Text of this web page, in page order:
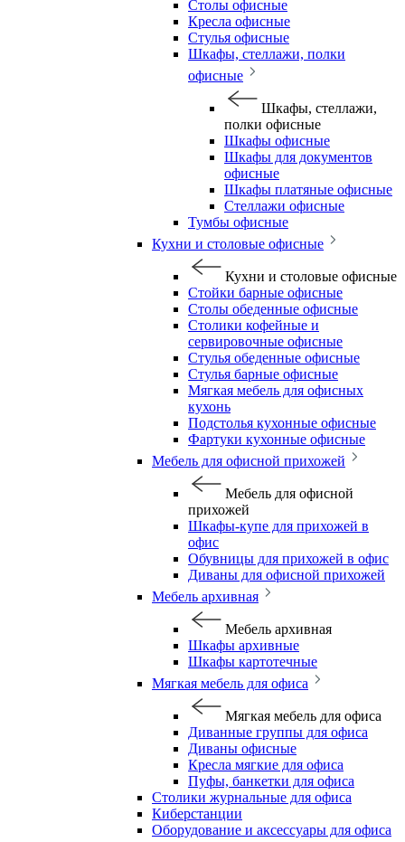
Столы офисные
Кресла офисные
Стулья офисные
Шкафы, стеллажи, полки
офисные
Шкафы, стеллажи,
полки офисные
Шкафы офисные
Шкафы для документов
офисные
Шкафы платяные офисные
Стеллажи офисные
Тумбы офисные
Кухни и столовые офисные
Кухни и столовые офисные
Стойки барные офисные
Столы обеденные офисные
Столики кофейные и
сервировочные офисные
Стулья обеденные офисные
Стулья барные офисные
Мягкая мебель для офисных
кухонь
Подстолья кухонные офисные
Фартуки кухонные офисные
Мебель для офисной прихожей
Мебель для офисной
прихожей
Шкафы-купе для прихожей в
офис
Обувницы для прихожей в офис
Диваны для офисной прихожей
Мебель архивная
Мебель архивная
Шкафы архивные
Шкафы картотечные
Мягкая мебель для офиса
Мягкая мебель для офиса
Диванные группы для офиса
Диваны офисные
Кресла мягкие для офиса
Пуфы, банкетки для офиса
Столики журнальные для офиса
Киберстанции
Оборудование и аксессуары для офиса